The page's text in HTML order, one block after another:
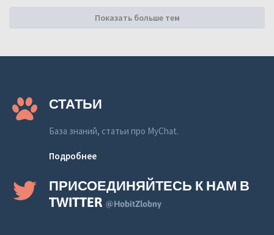
Показать больше тем
СТАТЬИ
База знаний, статьи про MyChat.
Подробнее
ПРИСОЕДИНЯЙТЕСЬ К НАМ В
TWITTER @HobitZlobny